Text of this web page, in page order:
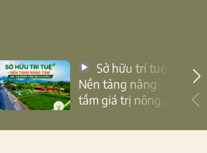
Nền tảng nâng
tầm giá trị nông